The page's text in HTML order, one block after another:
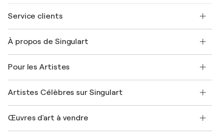
Service clients
Expédition
Offrir une carte cadeau
Rejoignez notre programme commercial
Mon compte
+33 1 76 44 06 42
À propos de Singulart
FAQ
Magazine Singulart
Emplois
Découvrez une sélection d'art original
Pour les Artistes
Se connecter en tant qu'Artiste
Artistes Célèbres sur Singulart
Marc Chagall
Œuvres d'art à vendre